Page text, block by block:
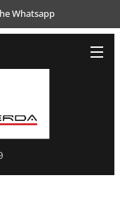
Whatsapp